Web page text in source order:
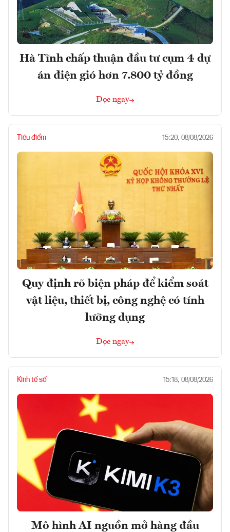
Hà Tĩnh chấp thuận đầu tư cụm 4 dự
án điện gió hơn 7.800 tỷ đồng
Đọc ngay
Tiêu điểm 15:20, 08/08/2026
Quy định rõ biện pháp để kiểm soát
vật liệu, thiết bị, công nghệ có tính
lưỡng dụng
Đọc ngay
Kinh tế số 15:18, 08/08/2026
Mô hình AI nguồn mở hàng đầu